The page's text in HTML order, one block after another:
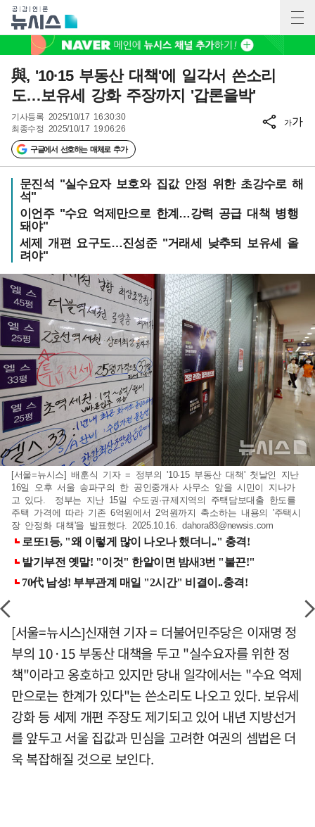
與, '10·15 부동산 대책'에 일각서 쓴소리
도…보유세 강화 주장까지 '갑론을박'
기사등록 2025/10/17 16:30:30
최종수정 2025/10/17 19:06:26
구글에서 선호하는 매체로 추가
가가
문진석 "실수요자 보호와 집값 안정 위한 초강수로 해
석"
이언주 "수요 억제만으로 한계…강력 공급 대책 병행
돼야"
세제 개편 요구도…진성준 "거래세 낮추되 보유세 올
려야"
[서울=뉴시스] 배훈식 기자 = 정부의 '10·15 부동산 대책' 첫날인 지난
16일 오후 서울 송파구의 한 공인중개사 사무소 앞을 시민이 지나가
고 있다. 정부는 지난 15일 수도권·규제지역의 주택담보대출 한도를
주택 가격에 따라 기존 6억원에서 2억원까지 축소하는 내용의 '주택시
장 안정화 대책'을 발표했다. 2025.10.16.dahora83@newsis.com
[서울=뉴시스]신재현 기자 = 더불어민주당은 이재명 정
부의 10·15 부동산 대책을 두고 "실수요자를 위한 정
책"이라고 옹호하고 있지만 당내 일각에서는 "수요 억제
만으로는 한계가 있다"는 쓴소리도 나오고 있다. 보유세
강화 등 세제 개편 주장도 제기되고 있어 내년 지방선거
를 앞두고 서울 집값과 민심을 고려한 여권의 셈법은 더
욱 복잡해질 것으로 보인다.